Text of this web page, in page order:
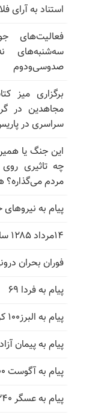
استناد به آرای
فعالیت‌های
سه‌شنبه‌های
صدوسی‌و‌دوم
برگزاری میز
مجاهدین در
سراسری در
این جنگ یا
چه تاثیری
مردم می‌گذاره؟
پیام به نیروهای
۱۴مرداد ۱۲۸۵ سالگرد انقلاب مشروطه
فوران بحران
پیام به فردا ۶۹
پیام به البرز۱۰۰ کرج
پیام به پیمان آزادی
پیام به آگوست ۲۰۰۰
پیام به عسگر ۱۳۴۰ مشهد